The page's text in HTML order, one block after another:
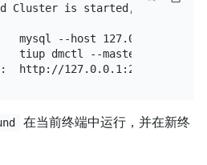
Cluster is started, enjoy!
mysql --host 127.0.0.1 --
tiup dmctl --master-addr
在当前终端中运行，并在新终